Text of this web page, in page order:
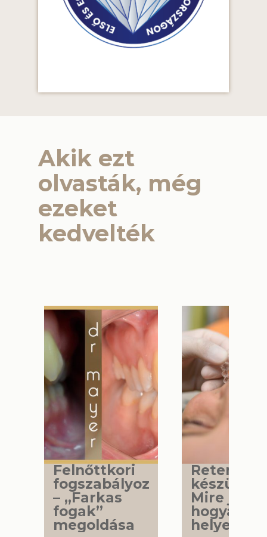
Akik ezt
olvasták, még
ezeket
kedvelték
Felnőttkori
fogszabályozás
– „Farkas
fogak”
megoldása
Retenciós
készülék
Mire jó és
hogyan
helyesen?